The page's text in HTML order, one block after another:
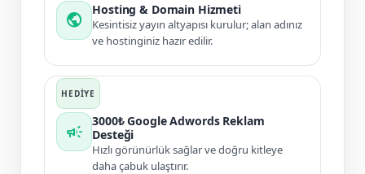
public
Hosting & Domain Hizmeti
Kesintisiz yayın altyapısı kurulur; alan adınız
ve hostinginiz hazır edilir.
campaign
3000₺ Google Adwords Reklam
Desteği
Hızlı görünürlük sağlar ve doğru kitleye
daha çabuk ulaştırır.